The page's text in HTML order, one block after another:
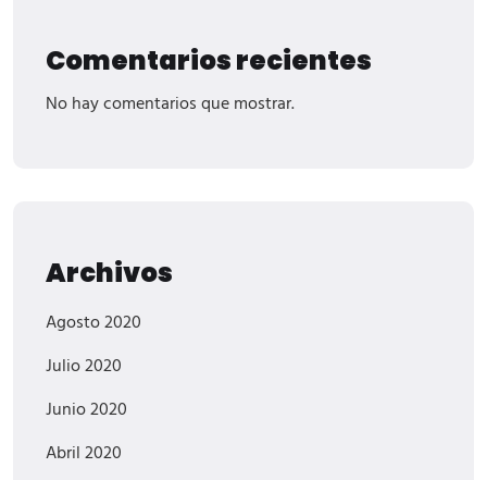
Comentarios recientes
No hay comentarios que mostrar.
Archivos
Agosto 2020
Julio 2020
Junio 2020
Abril 2020